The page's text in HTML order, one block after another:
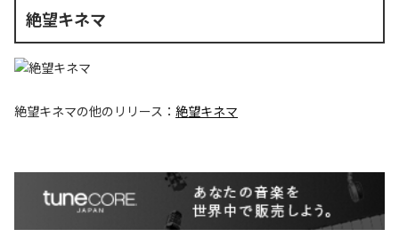
絶望キネマ
絶望キネマの他のリリース： 絶望キネマ